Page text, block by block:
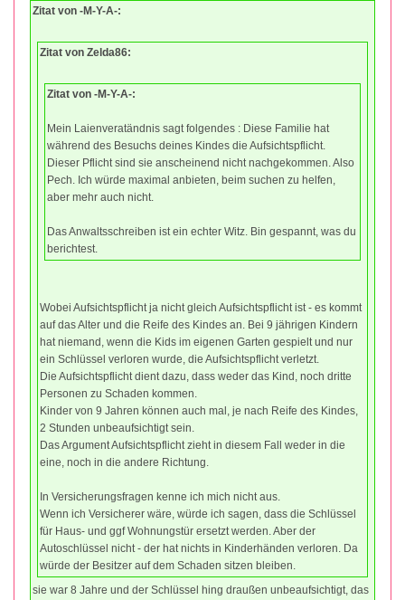
Zitat von -M-Y-A-:
Zitat von Zelda86:
Zitat von -M-Y-A-:
Mein Laienveratändnis sagt folgendes : Diese Familie hat
während des Besuchs deines Kindes die Aufsichtspflicht.
Dieser Pflicht sind sie anscheinend nicht nachgekommen. Also
Pech. Ich würde maximal anbieten, beim suchen zu helfen,
aber mehr auch nicht.
Das Anwaltsschreiben ist ein echter Witz. Bin gespannt, was du
berichtest.
Wobei Aufsichtspflicht ja nicht gleich Aufsichtspflicht ist - es kommt
auf das Alter und die Reife des Kindes an. Bei 9 jährigen Kindern
hat niemand, wenn die Kids im eigenen Garten gespielt und nur
ein Schlüssel verloren wurde, die Aufsichtspflicht verletzt.
Die Aufsichtspflicht dient dazu, dass weder das Kind, noch dritte
Personen zu Schaden kommen.
Kinder von 9 Jahren können auch mal, je nach Reife des Kindes,
2 Stunden unbeaufsichtigt sein.
Das Argument Aufsichtspflicht zieht in diesem Fall weder in die
eine, noch in die andere Richtung.
In Versicherungsfragen kenne ich mich nicht aus.
Wenn ich Versicherer wäre, würde ich sagen, dass die Schlüssel
für Haus- und ggf Wohnungstür ersetzt werden. Aber der
Autoschlüssel nicht - der hat nichts in Kinderhänden verloren. Da
würde der Besitzer auf dem Schaden sitzen bleiben.
sie war 8 Jahre und der Schlüssel hing draußen unbeaufsichtigt, das